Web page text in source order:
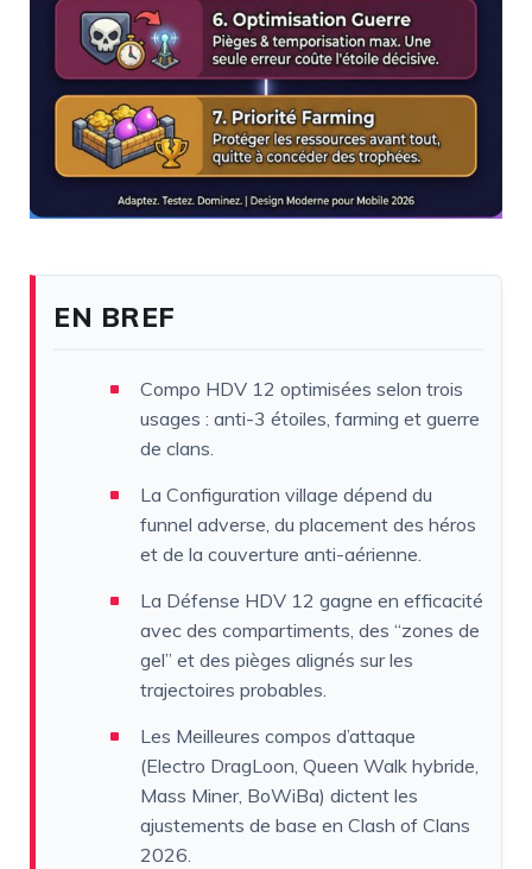
EN BREF
Compo HDV 12 optimisées selon trois
usages : anti-3 étoiles, farming et guerre
de clans.
La Configuration village dépend du
funnel adverse, du placement des héros
et de la couverture anti-aérienne.
La Défense HDV 12 gagne en efficacité
avec des compartiments, des “zones de
gel” et des pièges alignés sur les
trajectoires probables.
Les Meilleures compos d’attaque
(Electro DragLoon, Queen Walk hybride,
Mass Miner, BoWiBa) dictent les
ajustements de base en Clash of Clans
2026.